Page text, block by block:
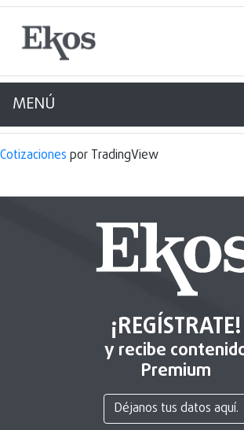
MENÚ
Cotizaciones por TradingView
¡REGÍSTRATE!
y recibe
Premium
Déjanos tus datos aquí.